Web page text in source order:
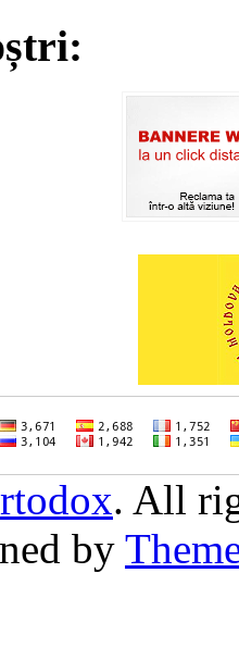
. All
by